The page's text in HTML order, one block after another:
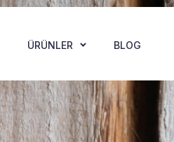
ÜRÜNLER BLOG